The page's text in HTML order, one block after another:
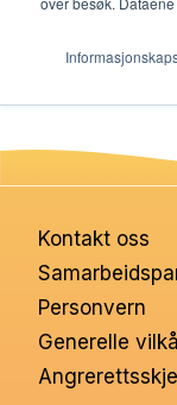
PER
Kontakt oss
Personvern
Generelle
Hva vi
Ressurser
Kontakt